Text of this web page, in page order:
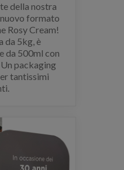
della nostra
formato
Rosy Cream!
da 5kg, è
da 500ml con
packaging
tantissimi